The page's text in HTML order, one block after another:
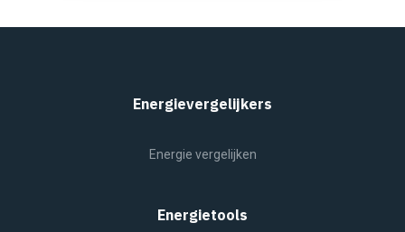
Energievergelijkers
Energie vergelijken
Energietools